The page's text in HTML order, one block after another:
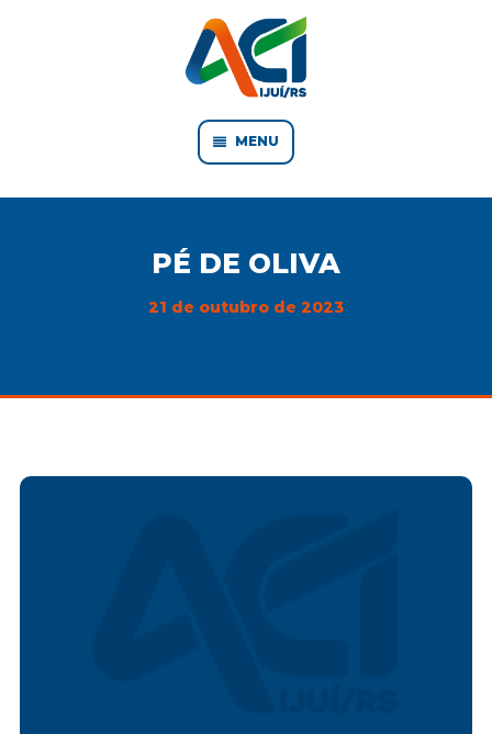
MENU
PÉ DE OLIVA
21 de outubro de 2023